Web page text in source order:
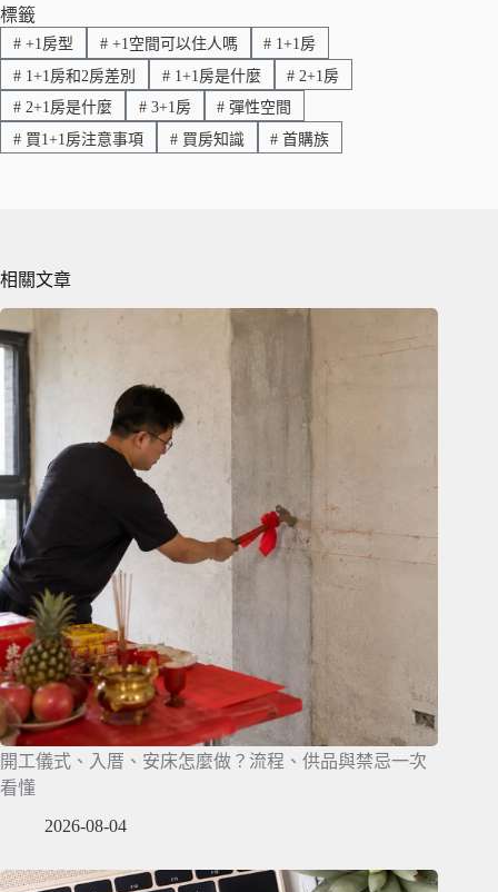
ok
Li
nk
標籤
#+1房型 #+1空間可以住人嗎 # 1+1房
#1+1房和2房差別 #1+1房是什麼 # 2+1房
#2+1房是什麼 #3+1房 # 彈性空間
#買1+1房注意事項 #買房知識 # 首購族
相關文章
開工儀式、入厝、安床怎麼做？流程、供品與禁忌一次
看懂
2026-08-04